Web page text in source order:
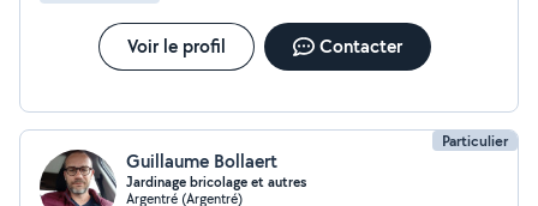
Voir le profil Contacter
Particulier
Guillaume Bollaert
Jardinage bricolage et autres
Argentré (Argentré)